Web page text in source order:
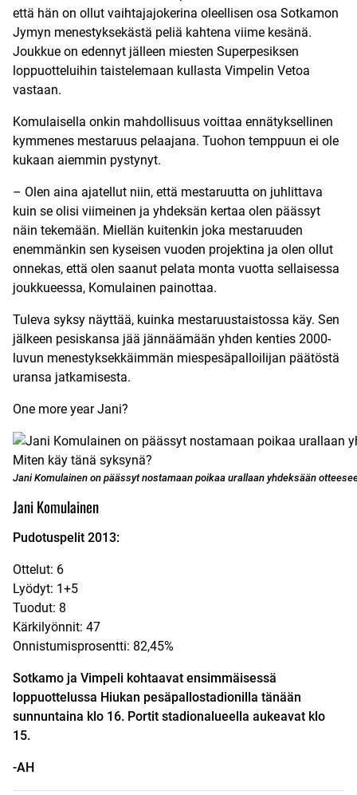
että hän on ollut vaihtajajokerina oleellisen osa Sotkamon
Jymyn menestyksekästä peliä kahtena viime kesänä.
Joukkue on edennyt jälleen miesten Superpesiksen
loppuotteluihin taistelemaan kullasta Vimpelin Vetoa
vastaan.
Komulaisella onkin mahdollisuus voittaa ennätyksellinen
kymmenes mestaruus pelaajana. Tuohon temppuun ei ole
kukaan aiemmin pystynyt.
– Olen aina ajatellut niin, että mestaruutta on juhlittava
kuin se olisi viimeinen ja yhdeksän kertaa olen päässyt
näin tekemään. Miellän kuitenkin joka mestaruuden
enemmänkin sen kyseisen vuoden projektina ja olen ollut
onnekas, että olen saanut pelata monta vuotta sellaisessa
joukkueessa, Komulainen painottaa.
Tuleva syksy näyttää, kuinka mestaruustaistossa käy. Sen
jälkeen pesiskansa jää jännäämään yhden kenties 2000-
luvun menestyksekkäimmän miespesäpalloilijan päätöstä
uransa jatkamisesta.
One more year Jani?
Jani Komulainen on päässyt nostamaan poikaa urallaan yhdeksään
Jani Komulainen
Pudotuspelit 2013:
Ottelut: 6
Lyödyt: 1+5
Tuodut: 8
Kärkilyönnit: 47
Onnistumisprosentti: 82,45%
Sotkamo ja Vimpeli kohtaavat ensimmäisessä
loppuottelussa Hiukan pesäpallostadionilla tänään
sunnuntaina klo 16. Portit stadionalueella aukeavat klo
15.
-AH